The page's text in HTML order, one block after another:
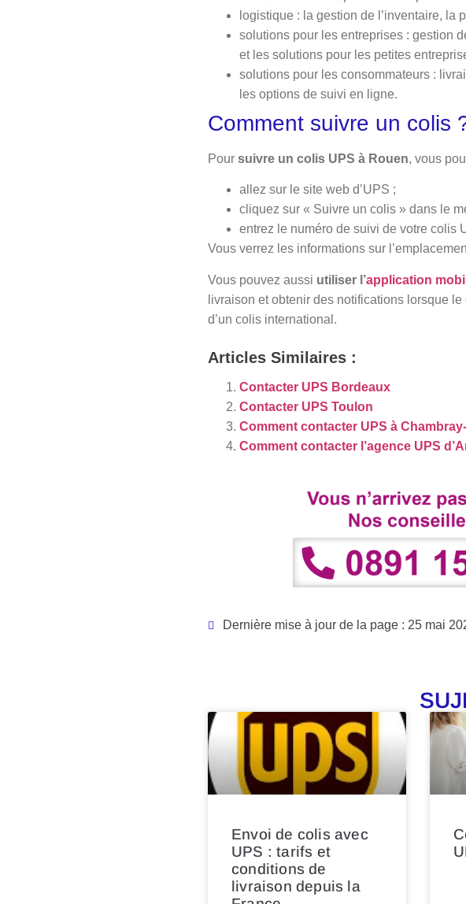
logistique : la gestion de l’inventaire, la
solutions pour les entreprises : gestion
et les solutions pour les petites
solutions pour les consommateurs :
les options de suivi en ligne.
Comment suivre un colis
Pour suivre un colis UPS à Rouen, vous
allez sur le site web d’UPS ;
cliquez sur « Suivre un colis » dans le
entrez le numéro de suivi de votre colis
Vous verrez les informations sur
Vous pouvez aussi utiliser l’application
livraison et obtenir des notifications lorsque
d’un colis international.
Articles Similaires :
Contacter UPS Bordeaux
Contacter UPS Toulon
Comment contacter UPS à
Comment contacter l’agence UPS
Dernière mise à jour de la page : 25 mai
Envoi de colis avec
UPS : tarifs et
conditions de
livraison depuis la